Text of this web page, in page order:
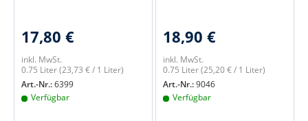
17,80 €
inkl. MwSt.
0.75 Liter(23,73 € / 1 Liter)
Art.-Nr.:6399
Verfügbar
18,90 €
inkl. MwSt.
0.75 Liter(25,20 € / 1 Liter)
Art.-Nr.:9046
Verfügbar